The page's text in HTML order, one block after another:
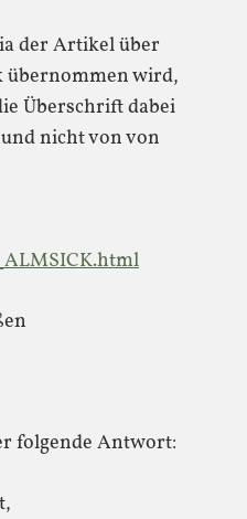
der Artikel über
übernommen wird,
Überschrift dabei
nicht von von
folgende Antwort: